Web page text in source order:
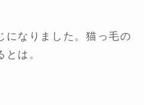
になりました。猫っ毛の
は。